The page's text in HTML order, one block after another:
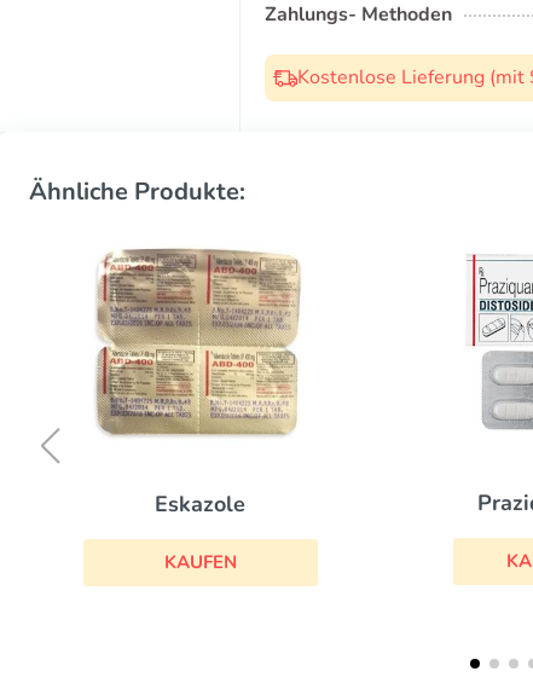
Zahlungs- Methoden
Kostenlose Lieferung
Ähnliche Produkte:
Praziquantel
KAUFEN